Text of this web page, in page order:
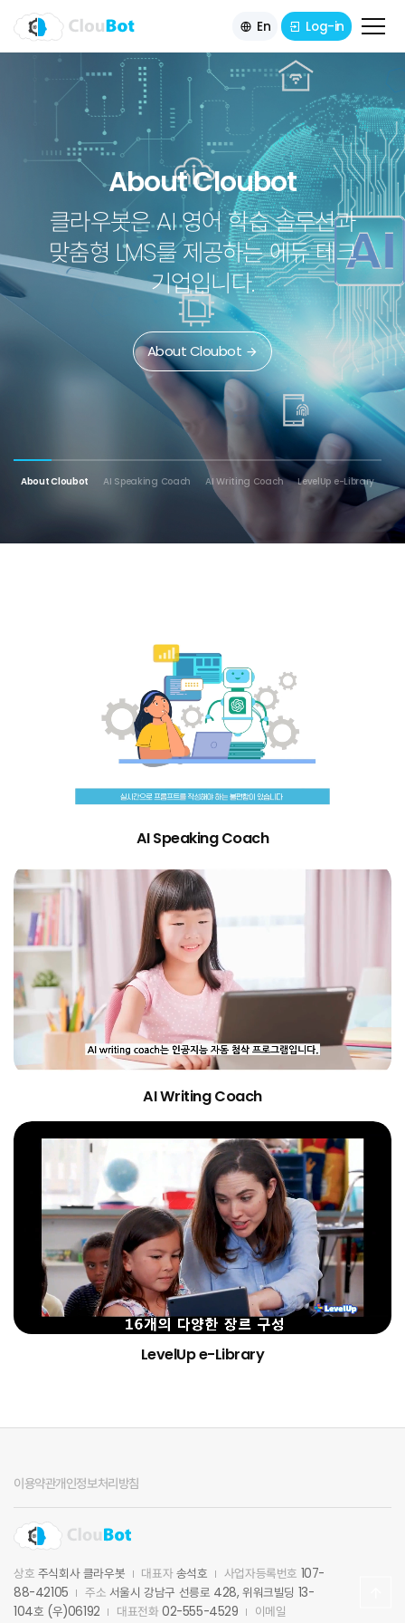
About Cloubot
Technology
News
Contact
En Log-in
About Cloubot
클라우봇은 AI 영어 학습 솔루션과
맞춤형 LMS를 제공하는 에듀 테크
기업입니다.
About Cloubot
AI Speaking Coach
Free Talking Solution & Voice
Technology
Watch the Video
AI Writing Coach
AI automatic correction Solution
Watch the Video
LevelUp e-Library
Digital reading platform by Rosen
Publishing
Watch the Video
About Cloubot AI Speaking Coach AI Writing Coach LevelUp e-Library
AI Speaking Coach
AI Writing Coach
LevelUp e-Library
이용약관개인정보처리방침
상호 주식회사 클라우봇 대표자송석호 사업자등록번호 107-
88-42105
주소 서울시 강남구 선릉로 428, 위워크빌딩 13-
104호 (우)06192
대표전화 02-555-4529
이메일